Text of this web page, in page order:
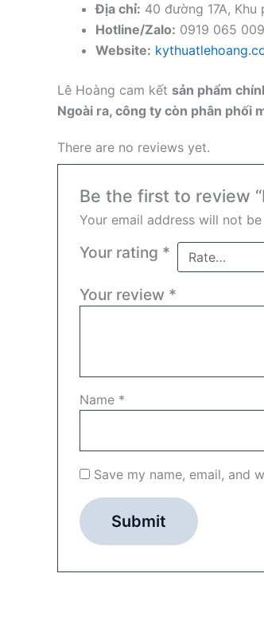
Địa chỉ: 40 đường 17A, Khu
Hotline/Zalo: 0919 065
Website:
Lê Hoàng cam kết sản phẩm
Ngoài ra, công ty còn phân phối
There are no reviews yet.
Be the first to review
Your email address will not
Your rating *
Your review *
Name *
Save my name, email, and